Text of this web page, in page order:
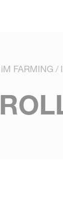
iM FARMING